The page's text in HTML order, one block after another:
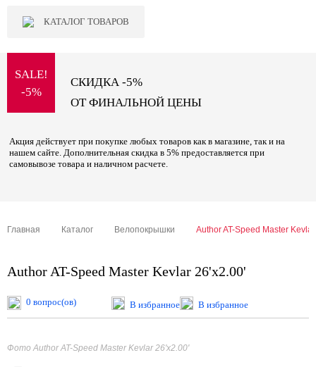
КАТАЛОГ ТОВАРОВ
SALE!
-5%
СКИДКА -5%
ОТ ФИНАЛЬНОЙ ЦЕНЫ
Акция действует при покупке любых товаров как в магазине, так и на
нашем сайте. Дополнительная скидка в 5% предоставляется при
самовывозе товара и наличном расчете.
Главная Каталог Велопокрышки Author AT-Speed Master
Author AT-Speed Master Kevlar 26'x2.00'
0 вопрос(ов) В избранное В избранное
Фото Author AT-Speed Master Kevlar 26'x2.00'